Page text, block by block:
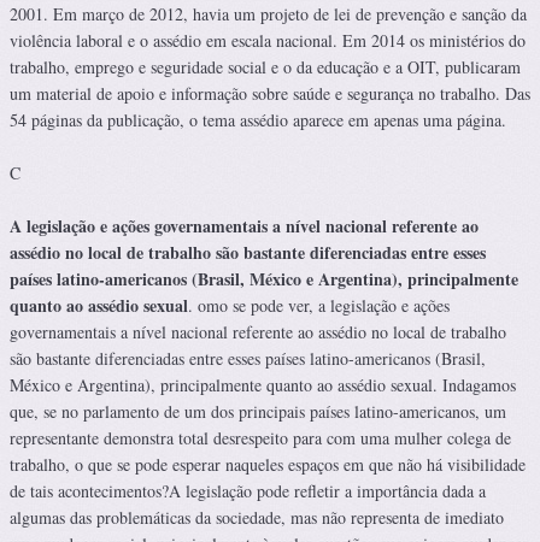
2001. Em março de 2012, havia um projeto de lei de prevenção e sanção da
violência laboral e o assédio em escala nacional. Em 2014 os ministérios do
trabalho, emprego e seguridade social e o da educação e a OIT, publicaram
um material de apoio e informação sobre saúde e segurança no trabalho. Das
54 páginas da publicação, o tema assédio aparece em apenas uma página.
C
A legislação e ações governamentais a nível nacional referente ao
assédio no local de trabalho são bastante diferenciadas entre esses
países latino-americanos (Brasil, México e Argentina), principalmente
quanto ao assédio sexual. omo se pode ver, a legislação e ações
governamentais a nível nacional referente ao assédio no local de trabalho
são bastante diferenciadas entre esses países latino-americanos (Brasil,
México e Argentina), principalmente quanto ao assédio sexual. Indagamos
que, se no parlamento de um dos principais países latino-americanos, um
representante demonstra total desrespeito para com uma mulher colega de
trabalho, o que se pode esperar naqueles espaços em que não há visibilidade
de tais acontecimentos?A legislação pode refletir a importância dada a
algumas das problemáticas da sociedade, mas não representa de imediato